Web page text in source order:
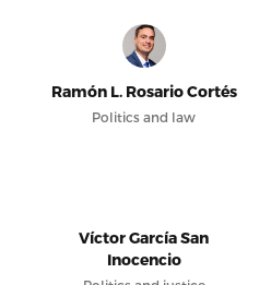
Ramón L. Rosario Cortés
Politics and law
Víctor García San
Inocencio